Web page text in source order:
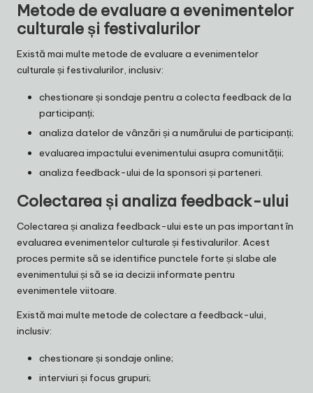
Metode de evaluare a evenimentelor
culturale și festivalurilor
Există mai multe metode de evaluare a evenimentelor
culturale și festivalurilor, inclusiv:
chestionare și sondaje pentru a colecta feedback de la
participanți;
analiza datelor de vânzări și a numărului de participanți;
evaluarea impactului evenimentului asupra comunității;
analiza feedback-ului de la sponsori și parteneri.
Colectarea și analiza feedback-ului
Colectarea și analiza feedback-ului este un pas important în
evaluarea evenimentelor culturale și festivalurilor. Acest
proces permite să se identifice punctele forte și slabe ale
evenimentului și să se ia decizii informate pentru
evenimentele viitoare.
Există mai multe metode de colectare a feedback-ului,
inclusiv:
chestionare și sondaje online;
interviuri și focus grupuri;